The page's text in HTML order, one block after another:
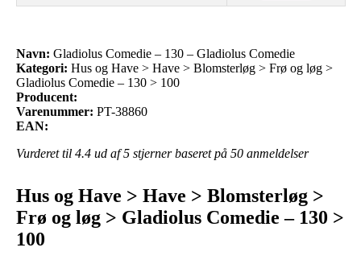
Navn: Gladiolus Comedie – 130 – Gladiolus Comedie
Kategori: Hus og Have > Have > Blomsterløg > Frø og løg >
Gladiolus Comedie – 130 > 100
Producent:
Varenummer: PT-38860
EAN:
Vurderet til 4.4 ud af 5 stjerner baseret på 50 anmeldelser
Hus og Have > Have > Blomsterløg >
Frø og løg > Gladiolus Comedie – 130 >
100